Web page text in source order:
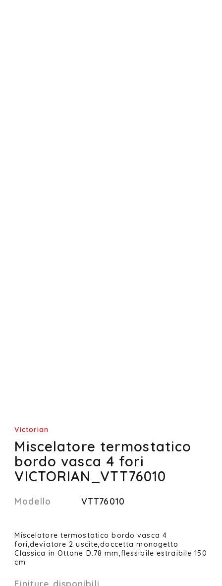
Victorian
Miscelatore termostatico
bordo vasca 4 fori
VICTORIAN_VTT76010
Modello VTT76010
Miscelatore termostatico bordo vasca 4
fori,deviatore 2 uscite,doccetta monogetto
Classica in Ottone D.78 mm,flessibile estraibile 150
cm
Finiture disponibili